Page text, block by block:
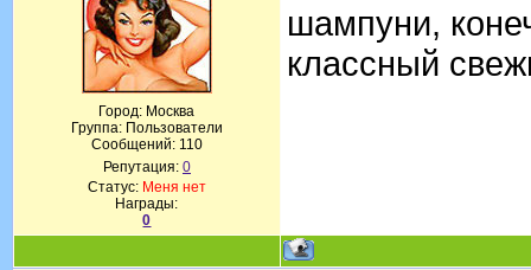
Город: Москва
Группа: Пользователи
Сообщений: 110
Репутация: 0
Статус: Меня нет
Награды:
0
шампуни,
классный